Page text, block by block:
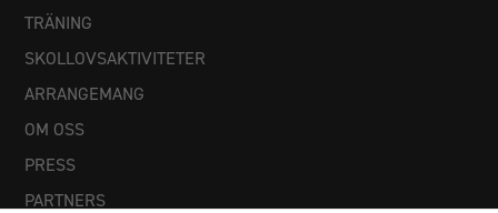
TRÄNING
SKOLLOVSAKTIVITETER
ARRANGEMANG
OM OSS
PRESS
PARTNERS